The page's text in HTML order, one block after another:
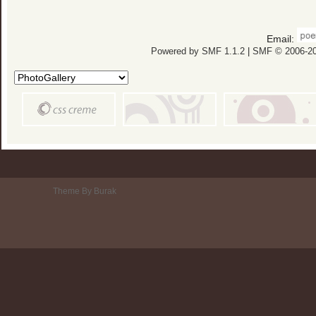
Email:
Powered by SMF 1.1.2| SMF © 2006-
Theme By Burak